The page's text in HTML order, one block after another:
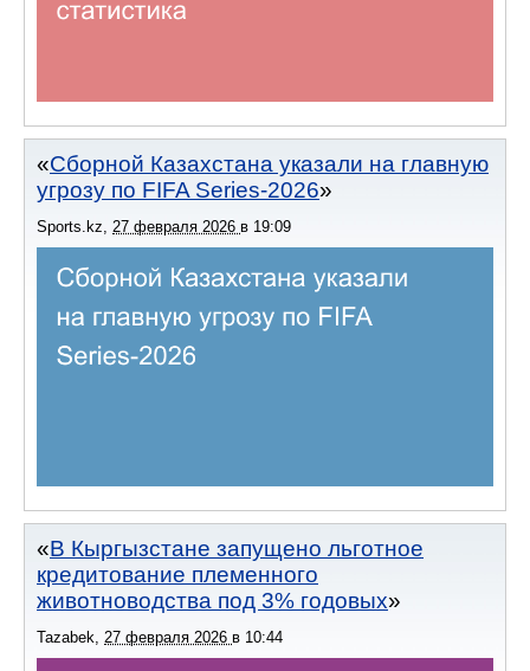
Сборной Казахстана указали на главную
угрозу по FIFA Series-2026
Sports.kz 27 февраля 2026 в 19:09
В Кыргызстане запущено льготное
кредитование племенного
животноводства под 3% годовых
Tazabek 27 февраля 2026 в 10:44